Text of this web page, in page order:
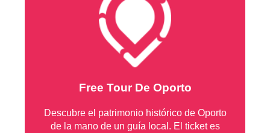
Free Tour De Oporto
Descubre el patrimonio histórico de Oporto
de la mano de un guía local. El ticket es